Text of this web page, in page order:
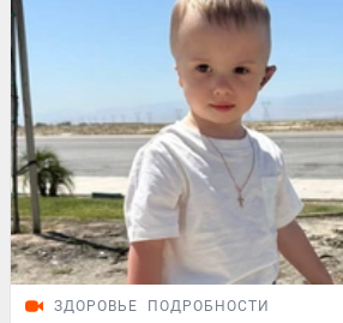
ЗДОРОВЬЕ ПОДРОБНОСТИ